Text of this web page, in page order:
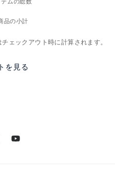
品の小計
ェックアウト時に計算されます。
を見る
YouTube